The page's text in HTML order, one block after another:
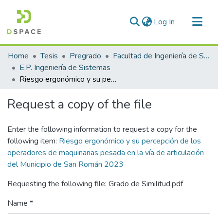
Log In (current)
Communities & Collections
All of DSpace
Statistics
Home Tesis Pregrado
Facultad de Ingeniería de Sistemas
E.P. Ingeniería de Sistemas
Riesgo ergonómico y su percepción de los operadores de maquinarias pesada en la vía de articulación del Municipio de San Román 2023
Request a copy of the file
Enter the following information to request a copy for the
following item: Riesgo ergonómico y su percepción de los
operadores de maquinarias pesada en la vía de articulación
del Municipio de San Román 2023
Requesting the following file: Grado de Similitud.pdf
Name *